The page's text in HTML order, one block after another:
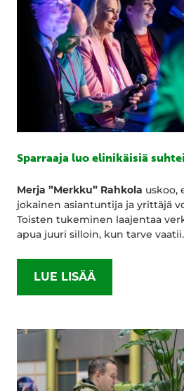
Sparraaja luo elinikäisiä
Merja ”Merkku” Rahkola uskoo,
jokainen asiantuntija ja yrittäjä
Toisten tukeminen laajentaa
apua juuri silloin, kun tarve vaatii.
LUE LISÄÄ